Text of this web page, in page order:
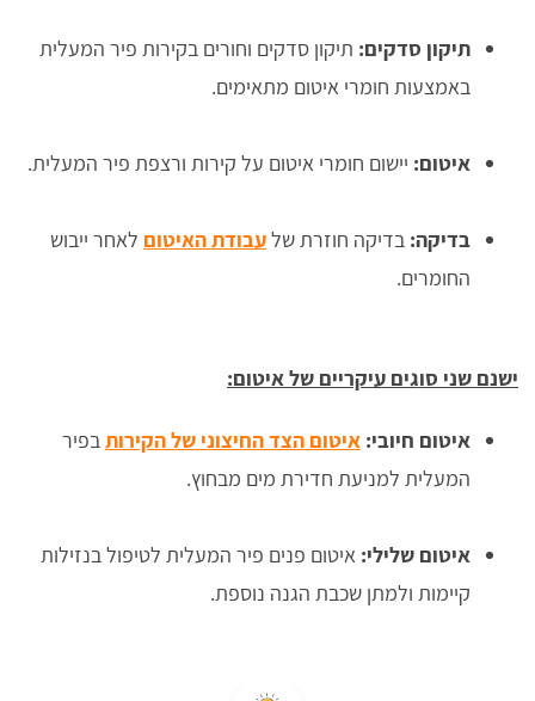
תיקון סדקים: תיקון סדקים וחורים בקירות פיר המעלית
באמצעות חומרי איטום מתאימים.
איטום: יישום חומרי איטום על קירות ורצפת פיר המעלית.
בדיקה: בדיקה חוזרת שלעבודת האיטום לאחר ייבוש
החומרים.
ישנם שני סוגים עיקריים של איטום:
איטום חיובי: איטום הצד החיצוני של הקירותבפיר
המעלית למניעת חדירת מים מבחוץ.
איטום שלילי: איטום פנים פיר המעלית לטיפול בנזילות
קיימות ולמתן שכבת הגנה נוספת.